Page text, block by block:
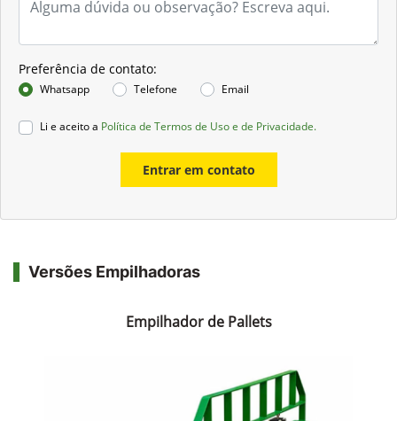
Preferência de contato:
Whatsapp Telefone Email
Li e aceito a Política de Termos de Uso e de Privacidade.
Entrar em contato
Versões Empilhadoras
Empilhador de Pallets